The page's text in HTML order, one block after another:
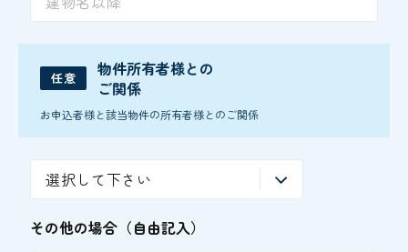
任意
物件所有者様との
ご関係
お申込者様と該当物件の所有者様とのご関係
その他の場合（自由記入）